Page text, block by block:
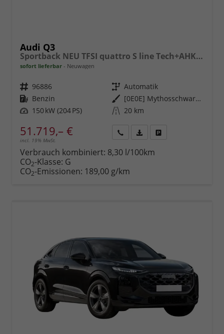
Audi Q3
Sportback NEU TFSI quattro S line Tech+AHK+Alu19+LEDplus+KlimaPlus+ExtSchwarz
sofort lieferbar Neuwagen
Fahrzeugnr. 96886 Getriebe Automatik
Kraftstoff Benzin Außenfarbe
[0E0E] Mythosschwarz Metallic
Leistung 150 kW (204 PS) Kilometerstand 20 km
51.719,– €
incl. 19% MwSt.
anfordern
Datei,
Verbrauch kombiniert: 8,30 l/100km
CO2-Klasse: G
CO2-Emissionen: 189,00 g/km